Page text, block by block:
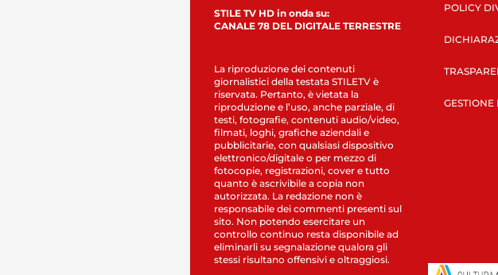
STILE TV HD in onda su:
CANALE 78 DEL DIGITALE TERRESTRE
La riproduzione dei contenuti
giornalistici della testata STILETV è
riservata. Pertanto, è vietata la
riproduzione e l’uso, anche parziale, di
testi, fotografie, contenuti audio/video,
filmati, loghi, grafiche aziendali e
pubblicitarie, con qualsiasi dispositivo
elettronico/digitale o per mezzo di
fotocopie, registrazioni, cover e tutto
quanto è ascrivibile a copia non
autorizzata. La redazione non è
responsabile dei commenti presenti sul
sito. Non potendo esercitare un
controllo continuo resta disponibile ad
eliminarli su segnalazione qualora gli
stessi risultano offensivi e oltraggiosi.
POLICY
GESTIONE